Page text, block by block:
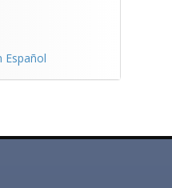
Español